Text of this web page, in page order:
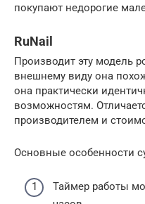
покупают недорогие
RuNail
Производит эту модель
внешнему виду она
она практически
возможностям.
производителем и
Основные особенности
Таймер работы